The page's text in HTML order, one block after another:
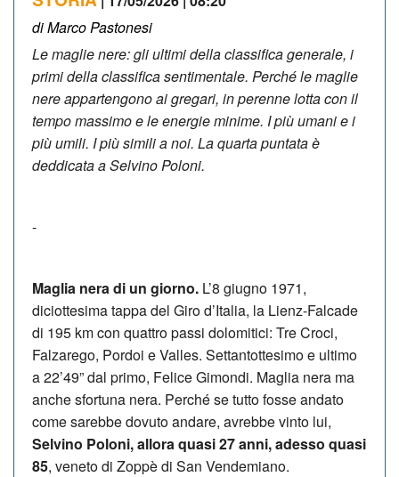
di Marco Pastonesi
Le maglie nere: gli ultimi della classifica generale, i
primi della classifica sentimentale. Perché le maglie
nere appartengono ai gregari, in perenne lotta con il
tempo massimo e le energie minime. I più umani e i
più umili. I più simili a noi. La quarta puntata è
deddicata a Selvino Poloni.
-
Maglia nera di un giorno. L’8 giugno 1971,
diciottesima tappa del Giro d’Italia, la Lienz-Falcade
di 195 km con quattro passi dolomitici: Tre Croci,
Falzarego, Pordoi e Valles. Settantottesimo e ultimo
a 22’49” dal primo, Felice Gimondi. Maglia nera ma
anche sfortuna nera. Perché se tutto fosse andato
come sarebbe dovuto andare, avrebbe vinto lui,
Selvino Poloni, allora quasi 27 anni, adesso quasi
85, veneto di Zoppè di San Vendemiano.